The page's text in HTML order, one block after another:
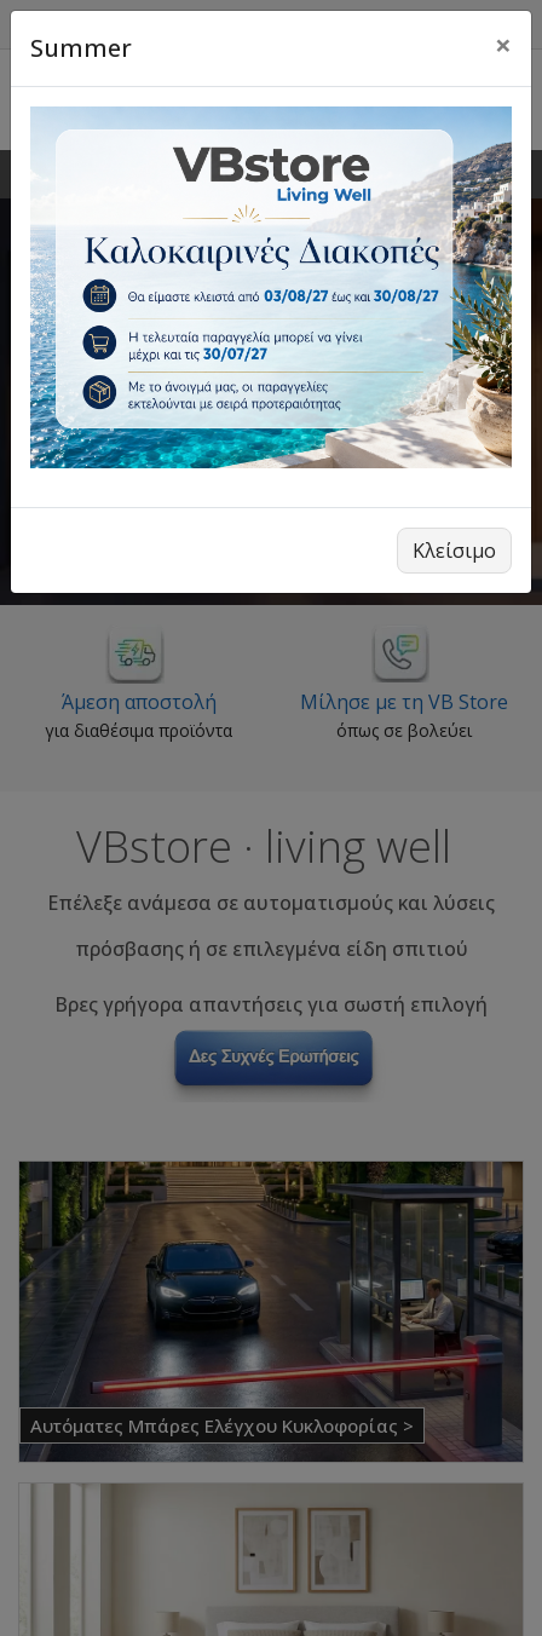
0 0
Αυτοματισμοί & Πρόσβαση
Μοτέρ γκαραζόπορτας, μπάρες, πλακέτες,
τηλεχειριστήρια και λύσεις ελέγχου πρόσβασης.
Σπίτι & Living
Έπιπλα, φωτισμός και επιλεγμένα είδη σπιτιού για
λειτουργικό και όμορφο χώρο.
Μίλησε με τη VB Store
όπως σε βολεύει
Προσφορές
δες όλες τις προσφορές
VBstore · living well
Επέλεξε ανάμεσα σε αυτοματισμούς και λύσεις
πρόσβασης ή σε επιλεγμένα είδη σπιτιού
Βρες γρήγορα απαντήσεις για σωστή επιλογή
Αυτόματες Μπάρες Ελέγχου Κυκλοφορίας >
Summer ×
Κλείσιμο